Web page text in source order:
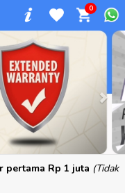
0
Rp 1 juta (Tidak